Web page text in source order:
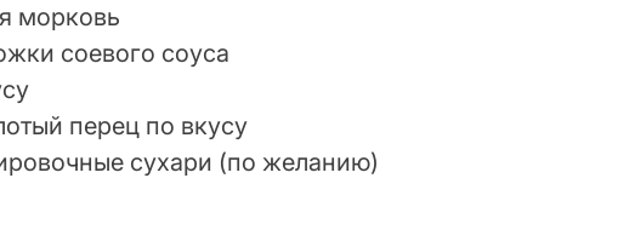
морковь
соевого соуса
перец по вкусу
сухари (по желанию)